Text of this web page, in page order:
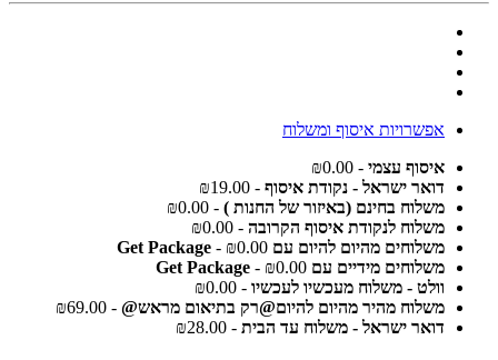
אפשרויות איסוף ומשלוח
איסוף עצמי - ₪0.00
דואר ישראל - נקודת איסוף - ₪19.00
משלוח בחינם (באיזור של החנות ) - ₪0.00
משלוח לנקודת איסוף הקרובה - ₪0.00
משלוחים מהיום להיום עם Get Package - ₪0.00
משלוחים מידיים עם Get Package - ₪0.00
וולט - משלוח מעכשיו לעכשיו - ₪0.00
משלוח מהיר מהיום להיום@רק בתיאום מראש@ - ₪69.00
דואר ישראל - משלוח עד הבית - ₪28.00